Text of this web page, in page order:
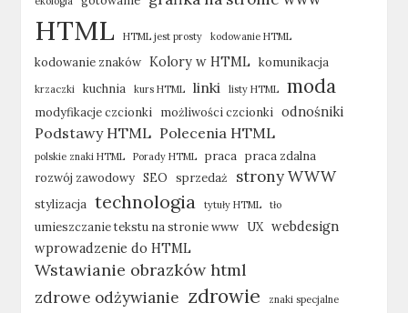
HTML HTML jest prosty kodowanie HTML
kodowanie znaków Kolory w HTML komunikacja
krzaczki kuchnia kurs HTML linki listy HTML moda
modyfikacje czcionki możliwości czcionki odnośniki
Podstawy HTML Polecenia HTML
polskie znaki HTML Porady HTML praca praca zdalna
rozwój zawodowy SEO sprzedaż strony WWW
stylizacja technologia tytuły HTML tło
umieszczanie tekstu na stronie www UX webdesign
wprowadzenie do HTML
Wstawianie obrazków html
zdrowe odżywianie zdrowie znaki specjalne